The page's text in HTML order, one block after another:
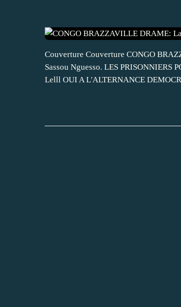
Couverture Couverture CONGO
Sassou Nguesso. LES
Lelll OUI A L'ALTERNANCE